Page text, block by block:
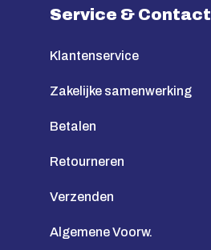
Service & Contact
Klantenservice
Zakelijke samenwerking
Betalen
Retourneren
Verzenden
Algemene Voorw.